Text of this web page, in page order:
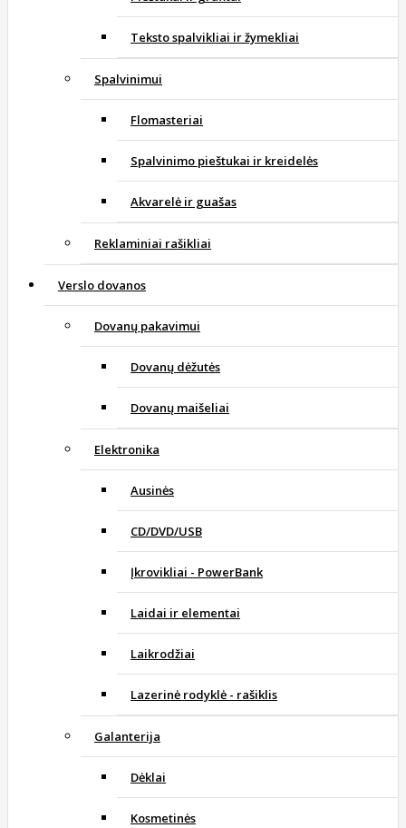
Teksto spalvikliai ir žymekliai
Spalvinimui
Flomasteriai
Spalvinimo pieštukai ir kreidelės
Akvarelė ir guašas
Reklaminiai rašikliai
Verslo dovanos
Dovanų pakavimui
Dovanų dėžutės
Dovanų maišeliai
Elektronika
Ausinės
CD/DVD/USB
Įkrovikliai - PowerBank
Laidai ir elementai
Laikrodžiai
Lazerinė rodyklė - rašiklis
Galanterija
Dėklai
Kosmetinės